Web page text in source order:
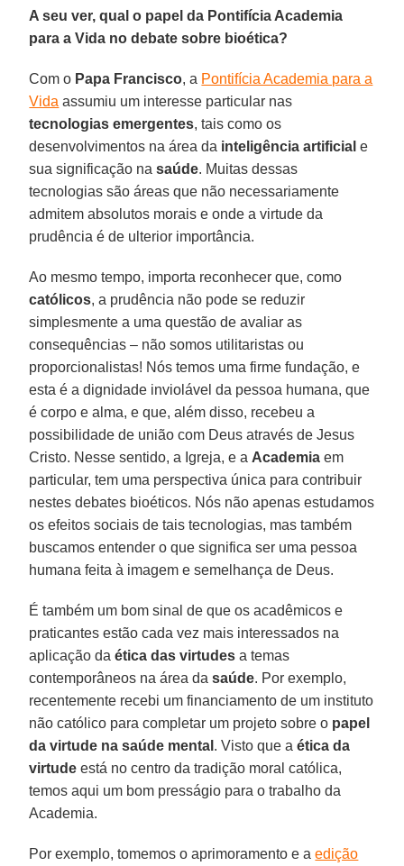
A seu ver, qual o papel da Pontifícia Academia
para a Vida no debate sobre bioética?
Com o Papa Francisco, a Pontifícia Academia para a
Vida assumiu um interesse particular nas
tecnologias emergentes, tais como os
desenvolvimentos na área da inteligência artificial e
sua significação nasaúde. Muitas dessas
tecnologias são áreas que não necessariamente
admitem absolutos morais e onde a virtude da
prudência é de ulterior importância.
Ao mesmo tempo, importa reconhecer que, como
católicos, a prudência não pode se reduzir
simplesmente a uma questão de avaliar as
consequências – não somos utilitaristas ou
proporcionalistas! Nós temos uma firme fundação, e
esta é a dignidade inviolável da pessoa humana, que
é corpo e alma, e que, além disso, recebeu a
possibilidade de união com Deus através de Jesus
Cristo. Nesse sentido, a Igreja, e a Academia em
particular, tem uma perspectiva única para contribuir
nestes debates bioéticos. Nós não apenas estudamos
os efeitos sociais de tais tecnologias, mas também
buscamos entender o que significa ser uma pessoa
humana feita à imagem e semelhança de Deus.
É também um bom sinal de que os acadêmicos e
praticantes estão cada vez mais interessados na
aplicação daética das virtudes a temas
contemporâneos na área dasaúde. Por exemplo,
recentemente recebi um financiamento de um instituto
não católico para completar um projeto sobre o papel
da virtude na saúde mental . Visto que aética da
virtude está no centro da tradição moral católica,
temos aqui um bom presságio para o trabalho da
Academia.
Por exemplo, tomemos o aprimoramento e aedição